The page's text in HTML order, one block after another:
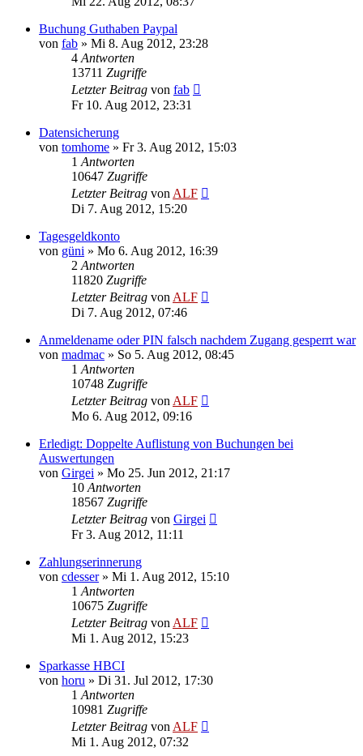
Buchung Guthaben Paypal
von fab » Mi 8. Aug 2012, 23:28
4 Antworten
13711 Zugriffe
Letzter Beitrag von fab
Fr 10. Aug 2012, 23:31
Datensicherung
von tomhome » Fr 3. Aug 2012, 15:03
1 Antworten
10647 Zugriffe
Letzter Beitrag von ALF
Di 7. Aug 2012, 15:20
Tagesgeldkonto
von güni » Mo 6. Aug 2012, 16:39
2 Antworten
11820 Zugriffe
Letzter Beitrag von ALF
Di 7. Aug 2012, 07:46
Anmeldename oder PIN falsch nachdem Zugang gesperrt war
von madmac » So 5. Aug 2012, 08:45
1 Antworten
10748 Zugriffe
Letzter Beitrag von ALF
Mo 6. Aug 2012, 09:16
Erledigt: Doppelte Auflistung von Buchungen bei
Auswertungen
von Girgei » Mo 25. Jun 2012, 21:17
10 Antworten
18567 Zugriffe
Letzter Beitrag von Girgei
Fr 3. Aug 2012, 11:11
Zahlungserinnerung
von cdesser» Mi 1. Aug 2012, 15:10
1 Antworten
10675 Zugriffe
Letzter Beitrag von ALF
Mi 1. Aug 2012, 15:23
Sparkasse HBCI
von horu » Di 31. Jul 2012, 17:30
1 Antworten
10981 Zugriffe
Letzter Beitrag von ALF
Mi 1. Aug 2012, 07:32